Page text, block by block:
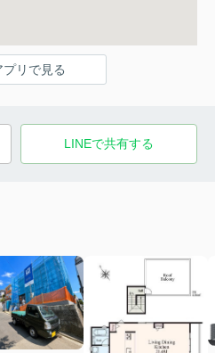
プリで見る
LINEで共有する